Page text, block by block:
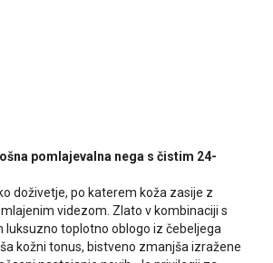
pomlajevalna nega s čistim 24-
doživetje, po katerem koža zasije z
videzom. Zlato v kombinaciji s
luksuzno toplotno oblogo iz čebeljega
kožni tonus, bistveno zmanjša izražene